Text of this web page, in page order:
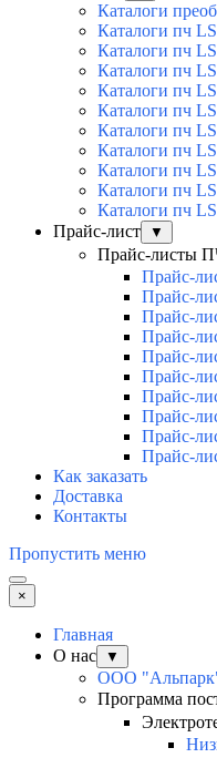
Каталоги
Каталоги пч
Каталоги пч
Каталоги пч
Каталоги пч
Каталоги пч
Каталоги пч
Каталоги пч
Каталоги пч
Каталоги пч
Каталоги пч
Прайс-лист
▼
Прайс-листы
Прайс-
Прайс-
Прайс-
Прайс-
Прайс-
Прайс-
Прайс-
Прайс-
Прайс-
Прайс-
Как заказать
Доставка
Контакты
Пропустить меню
×
Главная
О нас
▼
ООО
Программа